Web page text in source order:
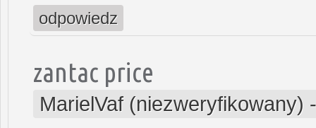
odpowiedz
zantac price
MarielVaf (niezweryfikowany)